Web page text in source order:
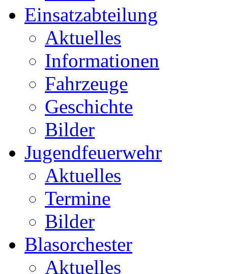
Einsatzabteilung
Aktuelles
Informationen
Fahrzeuge
Geschichte
Bilder
Jugendfeuerwehr
Aktuelles
Termine
Bilder
Blasorchester
Aktuelles